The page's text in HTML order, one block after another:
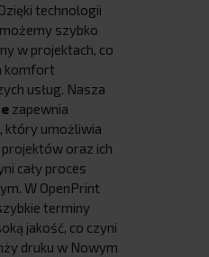
technologii
szybko
w projektach, co
komfort
usług. Nasza
zapewnia
który umożliwia
projektów oraz ich
cały proces
W OpenPrint
terminy
jakość, co czyni
druku w Nowym